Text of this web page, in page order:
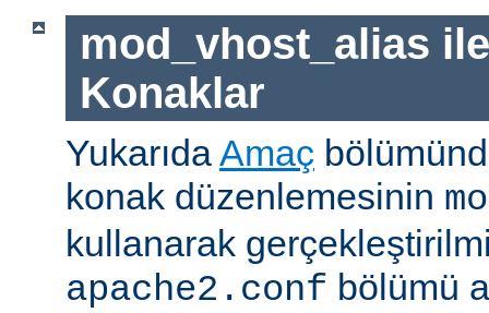
mod_vhost_alias
Konaklar
YukarıdaAmaç
konak düzenlemesinin
kullanarak
apache2.conf bölümü